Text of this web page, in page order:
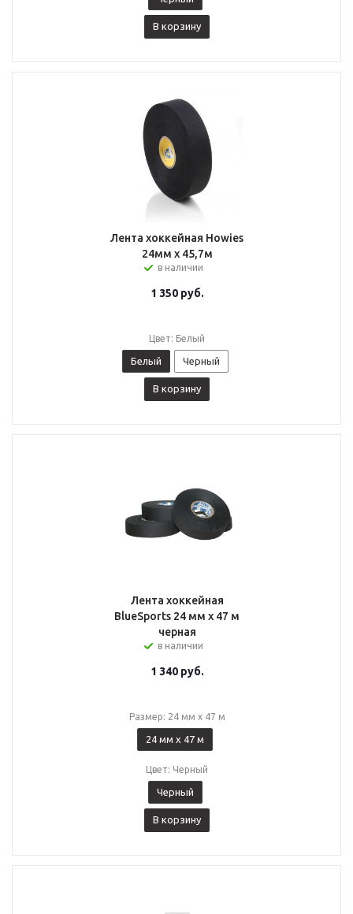
В корзину
Лента хоккейная Howies
24мм х 45,7м
в наличии
1 350руб.
Цвет: Белый
Белый Черный
В корзину
Лента хоккейная
BlueSports 24 мм x 47 м
черная
в наличии
1 340руб.
Размер: 24 мм x 47 м
24 мм x 47 м
Цвет: Черный
Черный
В корзину